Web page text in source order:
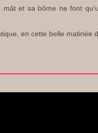
et sa bôme ne font
en cette belle matinée